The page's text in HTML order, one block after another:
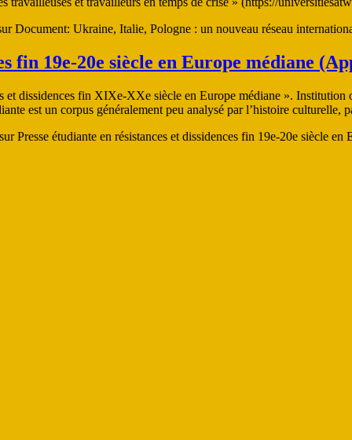
Document: Ukraine, Italie, Pologne : un nouveau réseau
fin 19e-20e siècle en Europe médiane
et dissidences fin XIXe-XXe siècle en Europe médiane ».
est un corpus généralement peu analysé par l’histoire culturelle,
sur Presse étudiante en résistances et dissidences fin 19e-20e siècle